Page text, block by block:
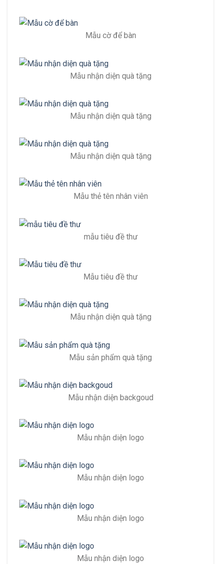
Mẫu cờ để bàn
Mẫu nhận diện quà tặng
Mẫu nhận diện quà tặng
Mẫu nhận diện quà tặng
Mẫu thẻ tên nhân viên
mẫu tiêu đề thư
Mẫu tiêu đề thư
Mẫu nhận diện quà tặng
Mẫu sản phẩm quà tặng
Mẫu nhận diện backgoud
Mẫu nhận diện logo
Mẫu nhận diện logo
Mẫu nhận diện logo
Mẫu nhận diện logo